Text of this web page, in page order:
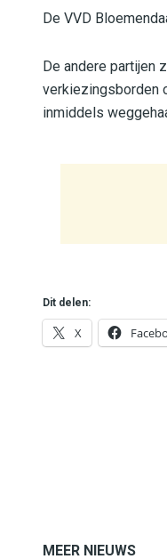
De VVD
De andere partijen
verkiezingsborden
inmiddels
Dit delen:
X
MEER NIEUWS